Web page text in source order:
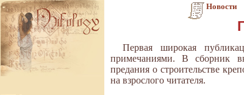
Новости
Первая широкая
примечаниями. В сборник
предания о строительстве
на взрослого читателя.